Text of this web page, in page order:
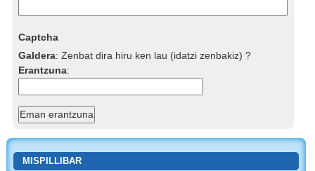
Captcha
Galdera:Zenbat dira hiru ken lau (idatzi zenbakiz) ?
Erantzuna:
MISPILLIBAR